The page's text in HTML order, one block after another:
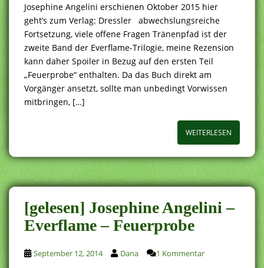
Josephine Angelini erschienen Oktober 2015 hier
geht’s zum Verlag: Dressler abwechslungsreiche
Fortsetzung, viele offene Fragen Tränenpfad ist der
zweite Band der Everflame-Trilogie, meine Rezension
kann daher Spoiler in Bezug auf den ersten Teil
„Feuerprobe“ enthalten. Da das Buch direkt am
Vorgänger ansetzt, sollte man unbedingt Vorwissen
mitbringen, […]
WEITERLESEN
[gelesen] Josephine Angelini –
Everflame – Feuerprobe
September 12, 2014 Dana 1 Kommentar